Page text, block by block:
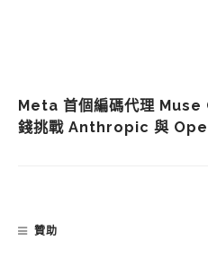
Meta 首個編碼代理
錢挑戰 Anthropic 與
贊助